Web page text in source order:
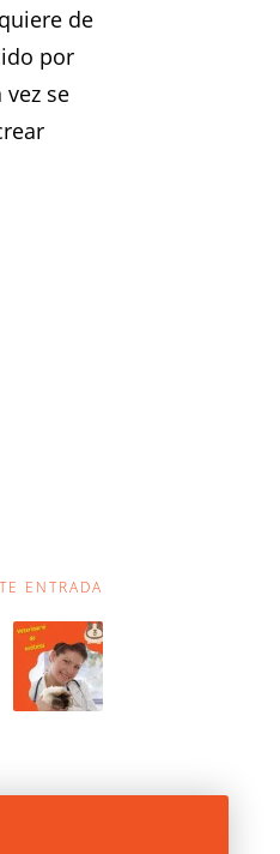
de
por
se
ENTRADA